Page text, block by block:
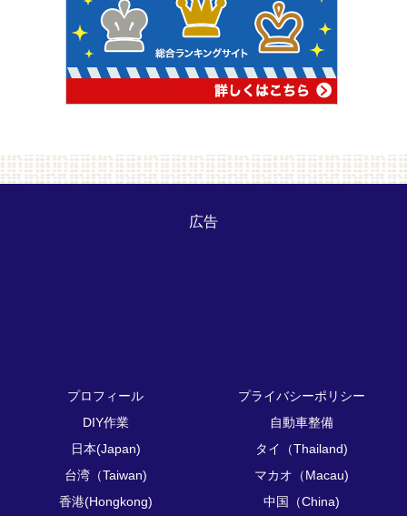
広告
プロフィール
プライバシーポリシー
DIY作業
自動車整備
日本(Japan)
タイ（Thailand)
台湾（Taiwan)
マカオ（Macau)
香港(Hongkong)
中国（China)